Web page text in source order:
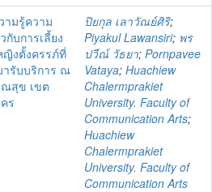
ามรู้ความ
กับการเลี้ยง
งตั้งครรภ์ที่
รับบริการ ณ
สุข เขต
ร
ปิยกุล เลาวัณย์ศิริ;
Piyakul Lawansiri; พร
ปวีณ์ วัธยา; Pornpavee
Vataya; Huachiew
Chalermprakiet
University. Faculty of
Communication Arts;
Huachiew
Chalermprakiet
University. Faculty of
Communication Arts